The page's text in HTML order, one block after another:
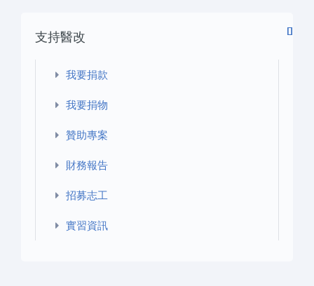
支持醫改
我要捐款
我要捐物
贊助專案
財務報告
招募志工
實習資訊